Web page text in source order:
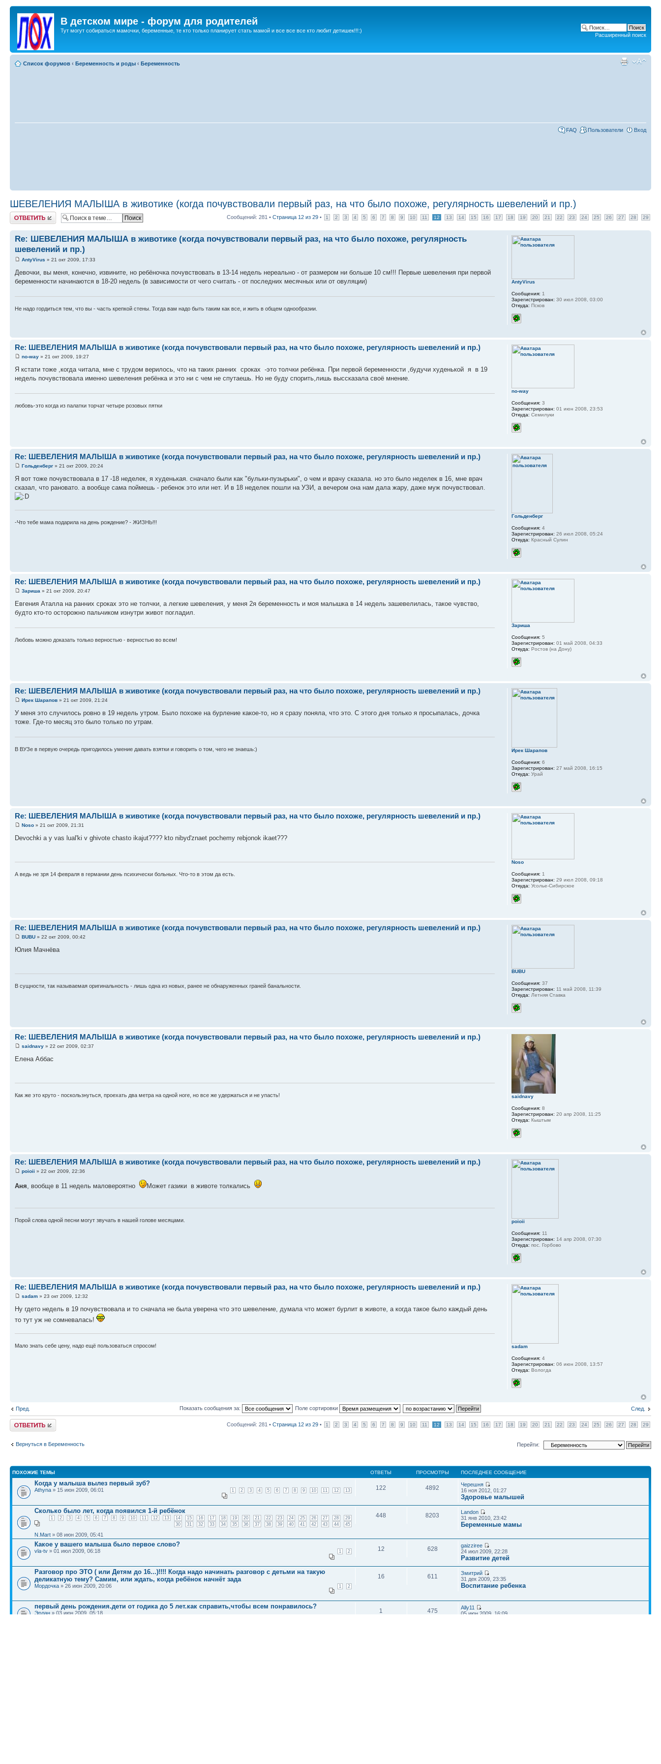
В детском мире - форум для родителей
Тут могут собираться мамочки, беременные, те кто только планирует стать мамой и все все все кто любит детишек!!!:)
Расширенный поиск
Список форумов ‹ Беременность и роды ‹ Беременность
FAQ Пользователи Вход
ШЕВЕЛЕНИЯ МАЛЫША в животике (когда почувствовали первый раз, на что было похоже, регулярность шевелений и пр.)
Ответить Сообщений: 281 • Страница 12 из 29 • 1 2 3 4 5 6 7 8 9 10 11 12 13 14 15 16 17 18 19 20 21 22 23 24 25 26 27 28 29
Re: ШЕВЕЛЕНИЯ МАЛЫША в животике (когда почувствовали первый раз, на что было похоже, регулярность
шевелений и пр.)
AntyVirus » 21 окт 2009, 17:33
Девочки, вы меня, конечно, извините, но ребёночка почувствовать в 13-14 недель нереально - от размером ни больше 10 см!!! Первые шевеления при первой
беременности начинаются в 18-20 недель (в зависимости от чего считать - от последних месячных или от овуляции)
Не надо гордиться тем, что вы - часть крепкой стены. Тогда вам надо быть таким как все, и жить в общем однообразии.
AntyVirus
Сообщения: 1
Зарегистрирован: 30 июл 2008, 03:00
Откуда: Псков
Re: ШЕВЕЛЕНИЯ МАЛЫША в животике (когда почувствовали первый раз, на что было похоже, регулярность шевелений и пр.)
no-way » 21 окт 2009, 19:27
Я кстати тоже ,когда читала, мне с трудом верилось, что на таких ранних сроках -это толчки ребёнка. При первой беременности ,будучи худенькой я в 19
недель почувствовала именно шевеления ребёнка и это ни с чем не спутаешь. Но не буду спорить,лишь выссказала своё мнение.
любовь-это когда из палатки торчат четыре розовых пятки
no-way
Сообщения: 3
Зарегистрирован: 01 июн 2008, 23:53
Откуда: Семилуки
Re: ШЕВЕЛЕНИЯ МАЛЫША в животике (когда почувствовали первый раз, на что было похоже, регулярность шевелений и пр.)
Гольденберг » 21 окт 2009, 20:24
Я вот тоже почувствовала в 17 -18 неделек, я худенькая. сначало были как "бульки-пузырьки", о чем и врачу сказала. но это было неделек в 16, мне врач
сказал, что рановато. а вообще сама поймешь - ребенок это или нет. И в 18 неделек пошли на УЗИ, а вечером она нам дала жару, даже муж почувствовал.
-Что тебе мама подарила на день рождение? - ЖИЗНЬ!!!
Гольденберг
Сообщения: 4
Зарегистрирован: 26 июл 2008, 05:24
Откуда: Красный Сулин
Re: ШЕВЕЛЕНИЯ МАЛЫША в животике (когда почувствовали первый раз, на что было похоже, регулярность шевелений и пр.)
Зариша » 21 окт 2009, 20:47
Евгения Аталла на ранних сроках это не толчки, а легкие шевеления, у меня 2я беременность и моя малышка в 14 недель зашевелилась, такое чувство,
будто кто-то осторожно пальчиком изнутри живот погладил.
Любовь можно доказать только верностью - верностью во всем!
Зариша
Сообщения: 5
Зарегистрирован: 01 май 2008, 04:33
Откуда: Ростов (на Дону)
Re: ШЕВЕЛЕНИЯ МАЛЫША в животике (когда почувствовали первый раз, на что было похоже, регулярность шевелений и пр.)
Ирек Шарапов » 21 окт 2009, 21:24
У меня это случилось ровно в 19 недель утром. Было похоже на бурление какое-то, но я сразу поняла, что это. С этого дня только я просыпалась, дочка
тоже. Где-то месяц это было только по утрам.
В ВУЗе в первую очередь пригодилось умение давать взятки и говорить о том, чего не знаешь:) Ирек Шарапов
Сообщения: 6
Зарегистрирован: 27 май 2008, 16:15
Откуда: Урай
Re: ШЕВЕЛЕНИЯ МАЛЫША в животике (когда почувствовали первый раз, на что было похоже, регулярность шевелений и пр.)
Noso » 21 окт 2009, 21:31
Devochki a y vas lual'ki v ghivote chasto ikajut???? kto nibyd'znaet pochemy rebjonok ikaet???
А ведь не зря 14 февраля в германии день психически больных. Что-то в этом да есть.
Noso
Сообщения: 1
Зарегистрирован: 29 июл 2008, 09:18
Откуда: Усолье-Сибирское
Re: ШЕВЕЛЕНИЯ МАЛЫША в животике (когда почувствовали первый раз, на что было похоже, регулярность шевелений и пр.)
BUBU » 22 окт 2009, 00:42
Юлия Мачнёва
В сущности, так называемая оригинальность - лишь одна из новых, ранее не обнаруженных граней банальности.
BUBU
Сообщения: 37
Зарегистрирован: 11 май 2008, 11:39
Откуда: Летняя Ставка
Re: ШЕВЕЛЕНИЯ МАЛЫША в животике (когда почувствовали первый раз, на что было похоже, регулярность шевелений и пр.)
saidnavy » 22 окт 2009, 02:37
Елена Аббас
Как же это круто - поскользнуться, проехать два метра на одной ноге, но все же удержаться и не упасть! saidnavy
Сообщения: 8
Зарегистрирован: 20 апр 2008, 11:25
Откуда: Кыштым
Re: ШЕВЕЛЕНИЯ МАЛЫША в животике (когда почувствовали первый раз, на что было похоже, регулярность шевелений и пр.)
poioii » 22 окт 2009, 22:36
Аня, вообще в 11 недель маловероятно Может газики в животе толкались
Порой слова одной песни могут звучать в нашей голове месяцами. poioii
Сообщения: 11
Зарегистрирован: 14 апр 2008, 07:30
Откуда: пос. Горбово
Re: ШЕВЕЛЕНИЯ МАЛЫША в животике (когда почувствовали первый раз, на что было похоже, регулярность шевелений и пр.)
sadam » 23 окт 2009, 12:32
Ну гдето недель в 19 почувствовала и то сначала не была уверена что это шевеление, думала что может бурлит в животе, а когда такое было каждый день
то тут уж не сомневалась!
Мало знать себе цену, надо ещё пользоваться спросом! sadam
Сообщения: 4
Зарегистрирован: 06 июн 2008, 13:57
Откуда: Вологда
Пред. След.
Показать сообщения за: Поле сортировки
Ответить Сообщений: 281 • Страница 12 из 29 • 1 2 3 4 5 6 7 8 9 10 11 12 13 14 15 16 17 18 19 20 21 22 23 24 25 26 27 28 29
Вернуться в Беременность Перейти:
ПОХОЖИЕ ТЕМЫ ОТВЕТЫ ПРОСМОТРЫ ПОСЛЕДНЕЕ СООБЩЕНИЕ
Когда у малыша вылез первый зуб?
1 2 3 4 5 6 7 8 9 10 11 12 13
Athyna » 15 июн 2009, 06:01 122 4892
Черешня
16 ноя 2012, 01:27
Здоровье малышей
Сколько было лет, когда появился 1-й ребёнок
1 2 3 4 5 6 7 8 9 10 11 12 13 14 15 16 17 18 19 20 21 22 23 24 25 26 27 28
29
30
31 32 33 34 35 36 37 38 39 40 41 42 43 44 45
N.Mart » 08 июн 2009, 05:41
448 8203
Landon
31 янв 2010, 23:42
Беременные мамы
Какое у вашего малыша было первое слово?
1 2
vla-tv » 01 июл 2009, 06:18 12 628
gaizziree
24 июл 2009, 22:28
Развитие детей
Разговор про ЭТО ( или Детям до 16...)!!!! Когда надо начинать разговор с детьми на такую
деликатную тему? Самим, или ждать, когда ребёнок начнёт зада
1 2
Мордочка » 26 июн 2009, 20:06
16 611
Змитрий
31 дек 2009, 23:35
Воспитание ребенка
первый день рождения.дети от годика до 5 лет.как справить,чтобы всем понравилось?
Эрлан » 03 июн 2009, 05:18 1 475
Ally11
05 июн 2009, 16:09